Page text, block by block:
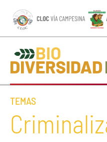
TEMAS